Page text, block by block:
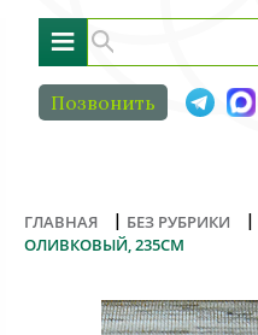
≡
Позвонить
ГЛАВНАЯ | БЕЗ РУБРИКИ |
ОЛИВКОВЫЙ, 235СМ